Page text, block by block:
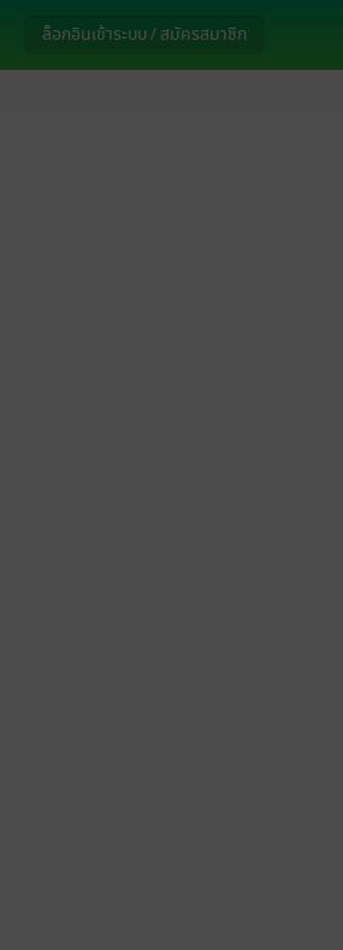
ล็อกอินเข้าระบบ / สมัครสมาชิก